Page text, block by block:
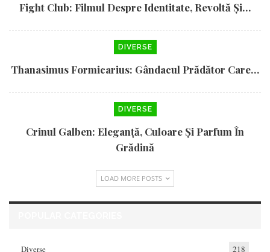
Fight Club: Filmul Despre Identitate, Revoltă Și…
DIVERSE
Thanasimus Formicarius: Gândacul Prădător Care…
DIVERSE
Crinul Galben: Eleganță, Culoare Și Parfum În
Grădină
LOAD MORE POSTS
Diverse 218